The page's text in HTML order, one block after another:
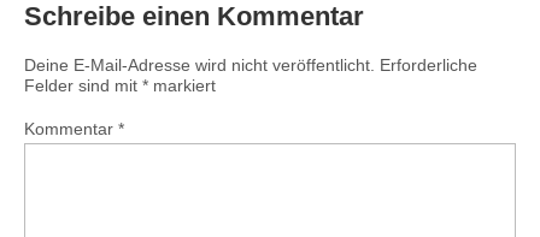
Schreibe einen Kommentar
Deine E-Mail-Adresse wird nicht veröffentlicht. Erforderliche
Felder sind mit * markiert
Kommentar *